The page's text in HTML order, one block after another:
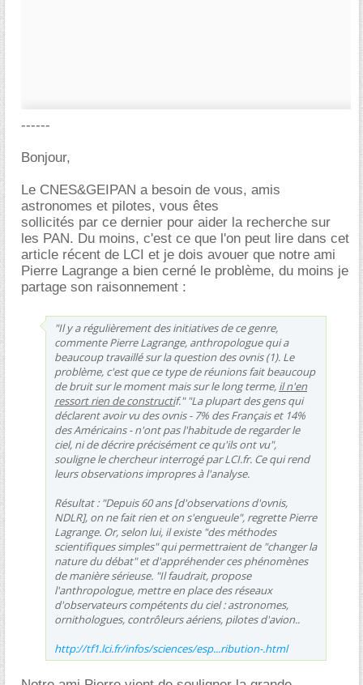
------
Bonjour,
Le CNES&GEIPAN a besoin de vous, amis
astronomes et pilotes, vous êtes
sollicités par ce dernier pour aider la recherche sur
les PAN. Du moins, c'est ce que l'on peut lire dans cet
article récent de LCI et je dois avouer que notre ami
Pierre Lagrange a bien cerné le problème, du moins je
partage son raisonnement :
"Il y a régulièrement des initiatives de ce genre,
commente Pierre Lagrange, anthropologue qui a
beaucoup travaillé sur la question des ovnis (1). Le
problème, c'est que ce type de réunions fait beaucoup
de bruit sur le moment mais sur le long terme, il n'en
ressort rien de constructif." "La plupart des gens qui
déclarent avoir vu des ovnis - 7% des Français et 14%
des Américains - n'ont pas l'habitude de regarder le
ciel, ni de décrire précisément ce qu'ils ont vu",
souligne le chercheur interrogé par LCI.fr. Ce qui rend
leurs observations impropres à l'analyse.
Résultat : "Depuis 60 ans [d'observations d'ovnis,
NDLR], on ne fait rien et on s'engueule", regrette Pierre
Lagrange. Or, selon lui, il existe "des méthodes
scientifiques simples" qui permettraient de "changer la
nature du débat" et d'appréhender ces phénomènes
de manière sérieuse. "Il faudrait, propose
l'anthropologue, mettre en place des réseaux
d'observateurs compétents du ciel : astronomes,
ornithologues, contrôleurs aériens, pilotes d'avion..
http://tf1.lci.fr/infos/sciences/esp...ribution-.html